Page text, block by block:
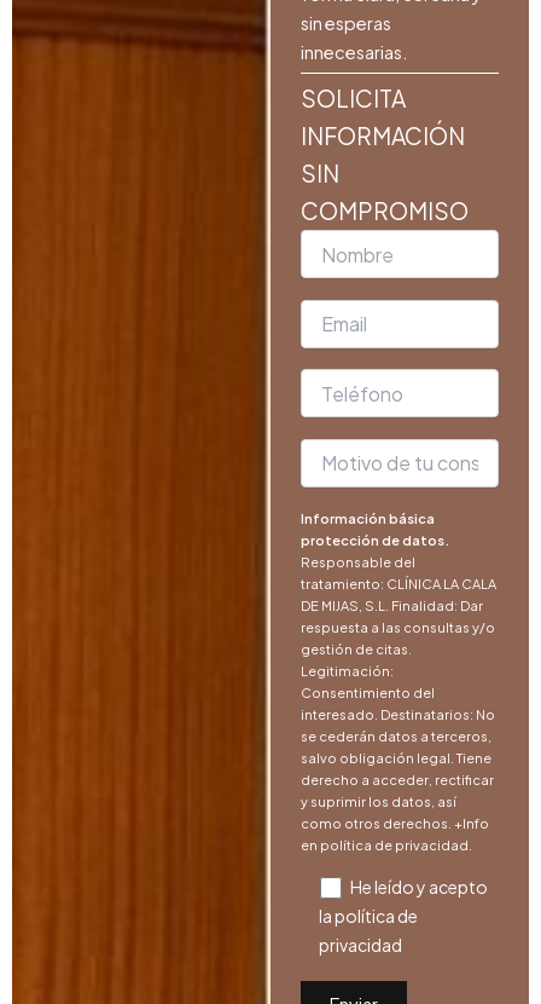
sin esperas
innecesarias.
SOLICITA
INFORMACIÓN
SIN
COMPROMISO
Información básica
protección de datos.
Responsable del
tratamiento: CLÍNICA LA CALA
DE MIJAS, S.L. Finalidad: Dar
respuesta a las consultas y/o
gestión de citas.
Legitimación:
Consentimiento del
interesado. Destinatarios: No
se cederán datos a terceros,
salvo obligación legal. Tiene
derecho a acceder, rectificar
y suprimir los datos, así
como otros derechos. +Info
en política de privacidad
He leído y acepto
lapolítica de
privacidad